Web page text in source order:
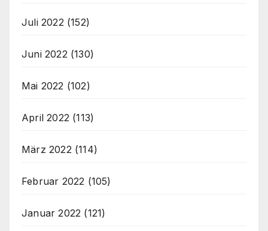
Juli 2022 (152)
Juni 2022 (130)
Mai 2022 (102)
April 2022 (113)
März 2022 (114)
Februar 2022 (105)
Januar 2022 (121)